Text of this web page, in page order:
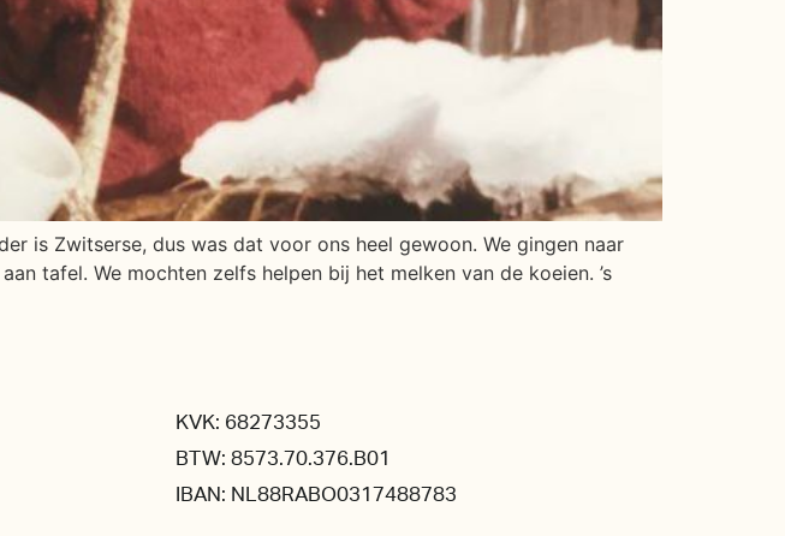
is Zwitserse, dus was dat voor ons heel gewoon. We gingen naar
tafel. We mochten zelfs helpen bij het melken van de koeien. ’s
KVK: 68273355
BTW: 8573.70.376.B01
IBAN: NL88RABO0317488783